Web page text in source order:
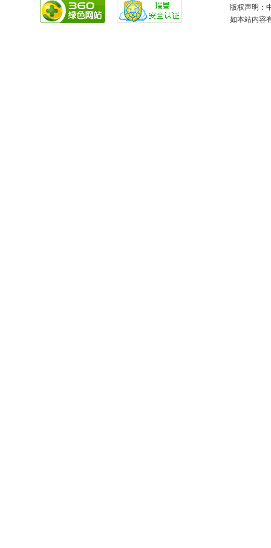
版权声明：
如本站内容